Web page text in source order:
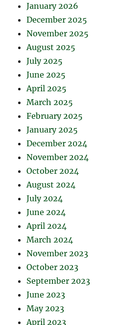
January 2026
December 2025
November 2025
August 2025
July 2025
June 2025
April 2025
March 2025
February 2025
January 2025
December 2024
November 2024
October 2024
August 2024
July 2024
June 2024
April 2024
March 2024
November 2023
October 2023
September 2023
June 2023
May 2023
April 2023